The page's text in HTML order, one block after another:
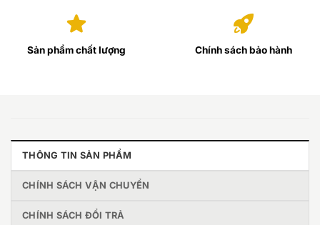
Sản phẩm chất lượng Chính sách bảo hành
THÔNG TIN SẢN PHẨM
CHÍNH SÁCH VẬN CHUYỂN
CHÍNH SÁCH ĐỔI TRẢ